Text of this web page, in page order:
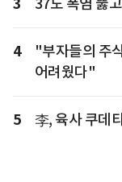
3 37도 폭염 뚫
4
"부자들의 주
어려웠다"
5 李, 육사 쿠데